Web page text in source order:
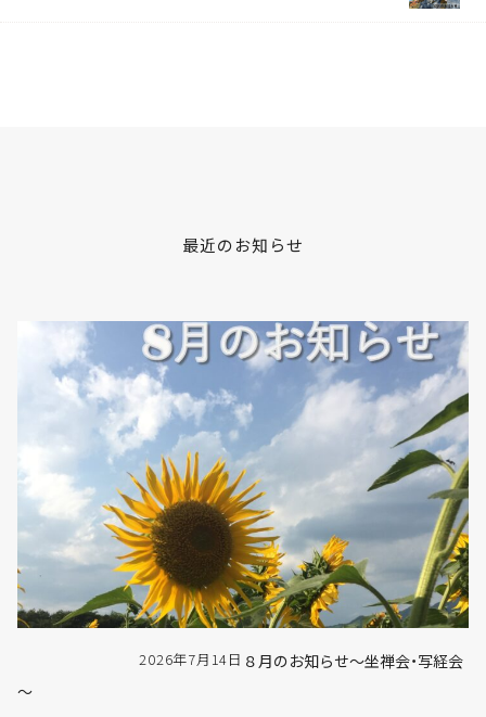
最近のお知らせ
2026年7月14日 ８月のお知らせ～坐禅会・写経会
～